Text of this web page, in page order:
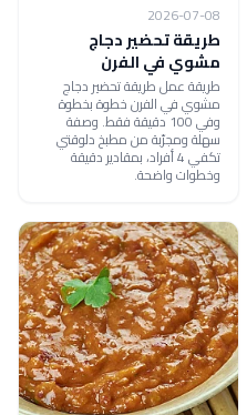
2026-07-08
طريقة تحضير دجاج
مشوي في الفرن
طريقة عمل طريقة تحضير دجاج
مشوي في الفرن خطوة بخطوة
وفي 100 دقيقة فقط. وصفة
سهلة ومجرّبة من مطبخ دلوقتي
تكفي 4 أفراد، بمقادير دقيقة
وخطوات واضحة.